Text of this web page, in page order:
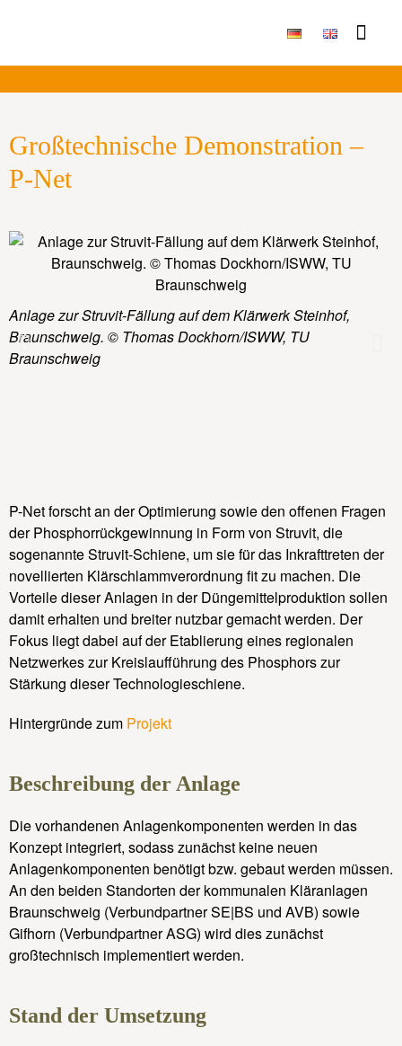
Großtechnische Demonstration –
P-Net
Anlage zur Struvit-Fällung auf dem Klärwerk Steinhof,
Braunschweig. © Thomas Dockhorn/ISWW, TU
Braunschweig
P-Net forscht an der Optimierung sowie den offenen Fragen
der Phosphorrückgewinnung in Form von Struvit, die
sogenannte Struvit-Schiene, um sie für das Inkrafttreten der
novellierten Klärschlammverordnung fit zu machen. Die
Vorteile dieser Anlagen in der Düngemittelproduktion sollen
damit erhalten und breiter nutzbar gemacht werden. Der
Fokus liegt dabei auf der Etablierung eines regionalen
Netzwerkes zur Kreislaufführung des Phosphors zur
Stärkung dieser Technologieschiene.
Hintergründe zum Projekt
Beschreibung der Anlage
Die vorhandenen Anlagenkomponenten werden in das
Konzept integriert, sodass zunächst keine neuen
Anlagenkomponenten benötigt bzw. gebaut werden müssen.
An den beiden Standorten der kommunalen Kläranlagen
Braunschweig (Verbundpartner SE|BS und AVB) sowie
Gifhorn (Verbundpartner ASG) wird dies zunächst
großtechnisch implementiert werden.
Stand der Umsetzung